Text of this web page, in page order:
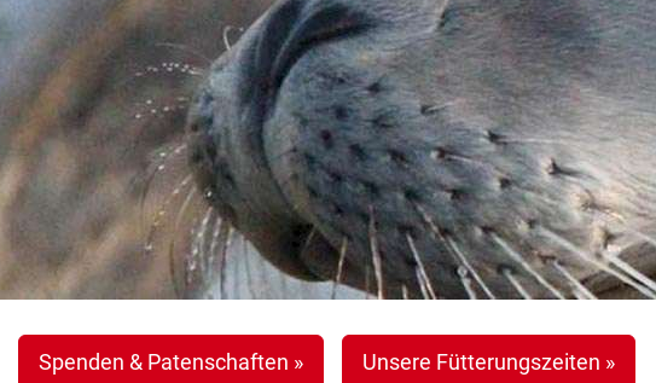
Spenden & Patenschaften » Unsere Fütterungszeiten »